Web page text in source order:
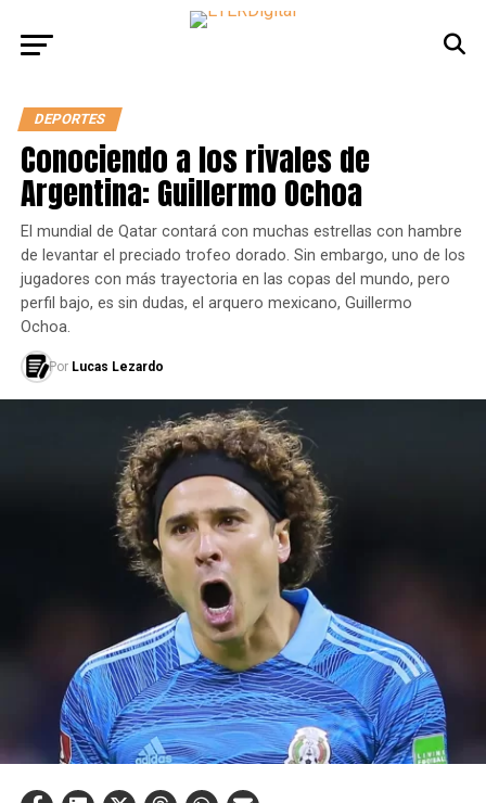
DEPORTES
Conociendo a los rivales de
Argentina: Guillermo Ochoa
El mundial de Qatar contará con muchas estrellas con hambre
de levantar el preciado trofeo dorado. Sin embargo, uno de los
jugadores con más trayectoria en las copas del mundo, pero
perfil bajo, es sin dudas, el arquero mexicano, Guillermo
Ochoa.
Por Lucas Lezardo